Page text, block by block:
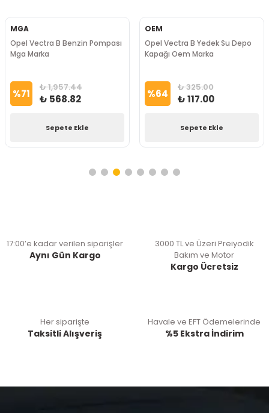
MGA
Opel Vectra B Benzin Pompası
Mga Marka
%71 ₺ 1,957.44
₺ 568.82
Sepete Ekle
OEM
Opel Vectra B Yedek Su Depo
Kapağı Oem Marka
%64 ₺ 325.00
₺ 117.00
Sepete Ekle
17:00’e kadar verilen siparişler
Aynı Gün Kargo
3000 TL ve Üzeri Preiyodik
Bakım ve Motor
Kargo Ücretsiz
Her siparişte
Taksitli Alışveriş
Havale ve EFT Ödemelerinde
%5 Ekstra İndirim